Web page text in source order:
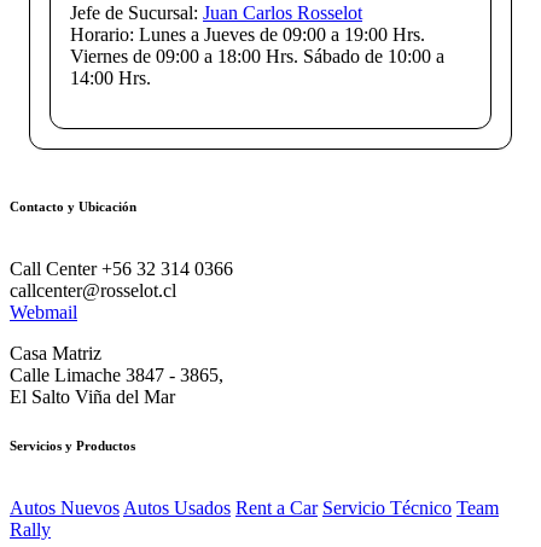
Jefe de Sucursal: Juan Carlos Rosselot
Horario: Lunes a Jueves de 09:00 a 19:00 Hrs.
Viernes de 09:00 a 18:00 Hrs. Sábado de 10:00 a
14:00 Hrs.
Contacto y Ubicación
Call Center +56 32 314 0366
callcenter@rosselot.cl
Webmail
Casa Matriz
Calle Limache 3847 - 3865,
El Salto Viña del Mar
Servicios y Productos
Autos Nuevos Autos Usados Rent a Car Servicio Técnico Team
Rally